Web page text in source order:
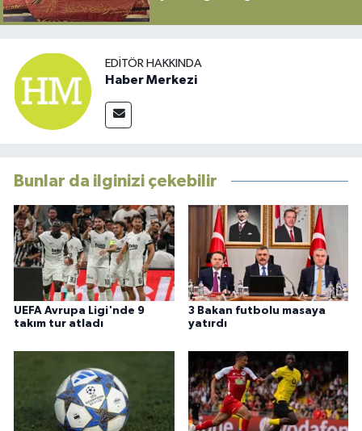
EDITÖR HAKKINDA
Haber Merkezi
Bunlar da ilginizi çekebilir
UEFA Avrupa Ligi'nde 9
takım tur atladı
3 Bakan futbolu masaya
yatırdı